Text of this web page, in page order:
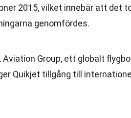
2015, vilket innebär att det
genomfördes.
Group, ett globalt
Quikjet tillgång till